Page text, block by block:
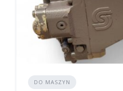
DO MASZYN